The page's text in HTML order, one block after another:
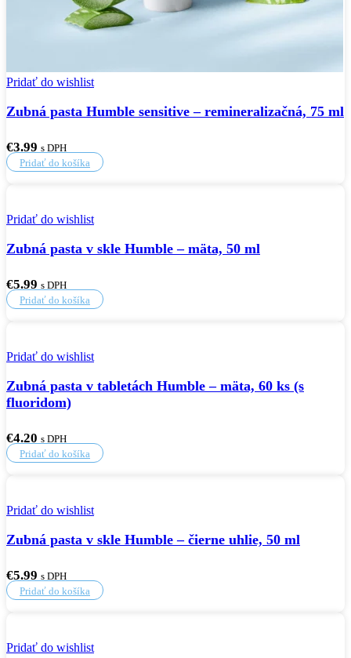
Pridať do wishlist
Zubná pasta Humble sensitive – remineralizačná, 75 ml
€3.99 s DPH
Pridať do košíka
Pridať do wishlist
Zubná pasta v skle Humble – mäta, 50 ml
€5.99 s DPH
Pridať do košíka
Pridať do wishlist
Zubná pasta v tabletách Humble – mäta, 60 ks (s
fluoridom)
€4.20 s DPH
Pridať do košíka
Pridať do wishlist
Zubná pasta v skle Humble – čierne uhlie, 50 ml
€5.99 s DPH
Pridať do košíka
Pridať do wishlist